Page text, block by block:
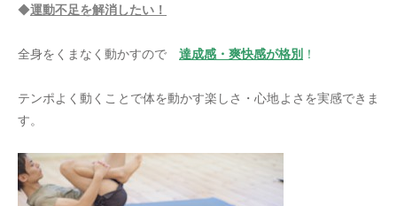
◆運動不足を解消したい！
全身をくまなく動かすので 達成感・爽快感が格別 ！
テンポよく動くことで体を動かす楽しさ・心地よさを実感できま
す。